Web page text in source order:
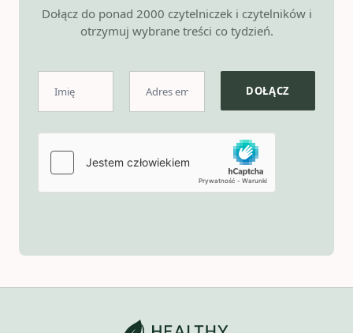
Dołącz do ponad 2000 czytelniczek i czytelników i
otrzymuj wybrane treści co tydzień.